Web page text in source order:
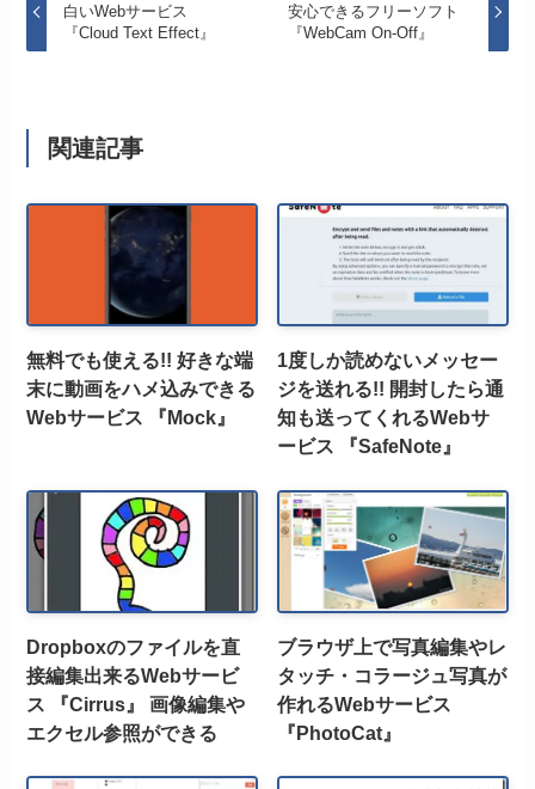
白いWebサービス
『Cloud Text Effect』
安心できるフリーソフト
『WebCam On-Off』
関連記事
無料でも使える!! 好きな端
末に動画をハメ込みできる
Webサービス 『Mock』
1度しか読めないメッセー
ジを送れる!! 開封したら通
知も送ってくれるWebサ
ービス 『SafeNote』
Dropboxのファイルを直
接編集出来るWebサービ
ス 『Cirrus』 画像編集や
エクセル参照ができる
ブラウザ上で写真編集やレ
タッチ・コラージュ写真が
作れるWebサービス
『PhotoCat』